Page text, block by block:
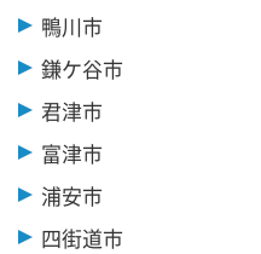
鴨川市
鎌ケ谷市
君津市
富津市
浦安市
四街道市